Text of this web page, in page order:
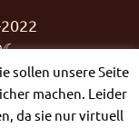
sollen unsere Seite
machen. Leider
da sie nur virtuell